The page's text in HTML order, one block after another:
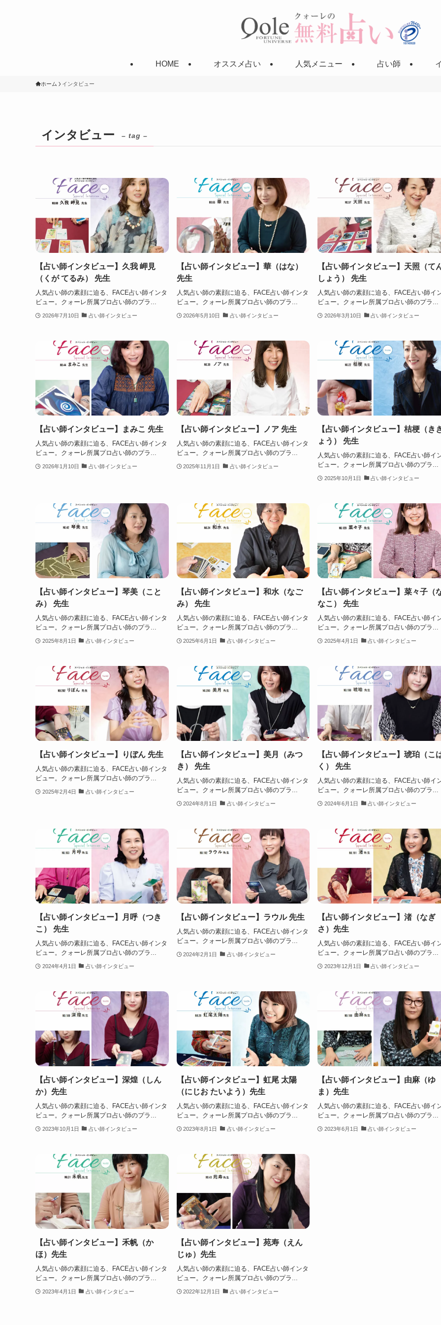
HOME オススメ占い 人気メニュー 占い師
ホーム インタビュー
インタビュー – tag –
【占い師インタビュー】久我 岬見
（くが てるみ） 先生
人気占い師の素顔に迫る、FACE占い師インタ
ビュー。クォーレ所属プロ占い師のプラ...
2026年7月10日 占い師インタビュー
【占い師インタビュー】華（はな）
先生
人気占い師の素顔に迫る、FACE占い師インタ
ビュー。クォーレ所属プロ占い師のプラ...
2026年5月10日 占い師インタビュー
【占い師インタビュー】天照（て
しょう） 先生
人気占い師の素顔に迫る、FACE占い師イ
ビュー。クォーレ所属プロ占い師のプラ...
2026年3月10日 占い師インタビュー
【占い師インタビュー】まみこ 先生
人気占い師の素顔に迫る、FACE占い師インタ
ビュー。クォーレ所属プロ占い師のプラ...
2026年1月10日 占い師インタビュー
【占い師インタビュー】ノア 先生
人気占い師の素顔に迫る、FACE占い師インタ
ビュー。クォーレ所属プロ占い師のプラ...
2025年11月1日 占い師インタビュー
【占い師インタビュー】桔梗（き
ょう） 先生
人気占い師の素顔に迫る、FACE占い師イ
ビュー。クォーレ所属プロ占い師のプラ...
2025年10月1日 占い師インタビュー
【占い師インタビュー】琴美（こと
み） 先生
人気占い師の素顔に迫る、FACE占い師インタ
ビュー。クォーレ所属プロ占い師のプラ...
2025年8月1日 占い師インタビュー
【占い師インタビュー】和水（なご
み） 先生
人気占い師の素顔に迫る、FACE占い師インタ
ビュー。クォーレ所属プロ占い師のプラ...
2025年6月1日 占い師インタビュー
【占い師インタビュー】菜々子（
なこ） 先生
人気占い師の素顔に迫る、FACE占い師イ
ビュー。クォーレ所属プロ占い師のプラ...
2025年4月1日 占い師インタビュー
【占い師インタビュー】りぼん 先生
人気占い師の素顔に迫る、FACE占い師インタ
ビュー。クォーレ所属プロ占い師のプラ...
2025年2月4日 占い師インタビュー
【占い師インタビュー】美月（みつ
き） 先生
人気占い師の素顔に迫る、FACE占い師インタ
ビュー。クォーレ所属プロ占い師のプラ...
2024年8月1日 占い師インタビュー
【占い師インタビュー】琥珀（こ
く） 先生
人気占い師の素顔に迫る、FACE占い師イ
ビュー。クォーレ所属プロ占い師のプラ...
2024年6月1日 占い師インタビュー
【占い師インタビュー】月呼（つき
こ） 先生
人気占い師の素顔に迫る、FACE占い師インタ
ビュー。クォーレ所属プロ占い師のプラ...
2024年4月1日 占い師インタビュー
【占い師インタビュー】ラウル 先生
人気占い師の素顔に迫る、FACE占い師インタ
ビュー。クォーレ所属プロ占い師のプラ...
2024年2月1日 占い師インタビュー
【占い師インタビュー】渚（なぎ
さ）先生
人気占い師の素顔に迫る、FACE占い師イ
ビュー。クォーレ所属プロ占い師のプラ...
2023年12月1日 占い師インタビュー
【占い師インタビュー】深煌（しん
か）先生
人気占い師の素顔に迫る、FACE占い師インタ
ビュー。クォーレ所属プロ占い師のプラ...
2023年10月1日 占い師インタビュー
【占い師インタビュー】虹尾 太陽
（にじお たいよう）先生
人気占い師の素顔に迫る、FACE占い師インタ
ビュー。クォーレ所属プロ占い師のプラ...
2023年8月1日 占い師インタビュー
【占い師インタビュー】由麻（ゆ
ま）先生
人気占い師の素顔に迫る、FACE占い師イ
ビュー。クォーレ所属プロ占い師のプラ...
2023年6月1日 占い師インタビュー
【占い師インタビュー】禾帆（か
ほ）先生
人気占い師の素顔に迫る、FACE占い師インタ
ビュー。クォーレ所属プロ占い師のプラ...
2023年4月1日 占い師インタビュー
【占い師インタビュー】苑寿（えん
じゅ）先生
人気占い師の素顔に迫る、FACE占い師インタ
ビュー。クォーレ所属プロ占い師のプラ...
2022年12月1日 占い師インタビュー